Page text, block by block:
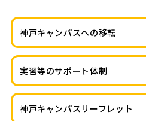
神戸キャンパスへの移転
実習等のサポート体制
神戸キャンパスリーフレット